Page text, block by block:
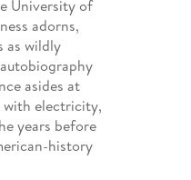
University of
adorns,
as wildly
asides at
with electricity,
years before
history